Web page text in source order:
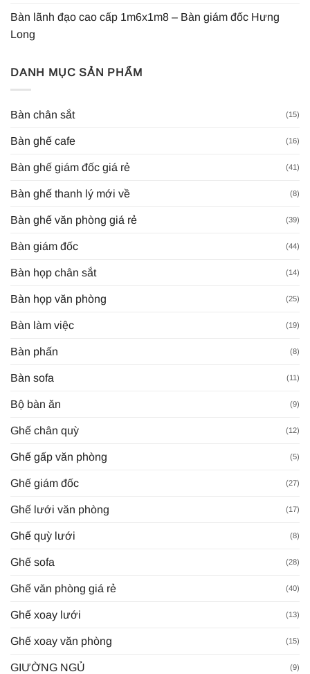
Bàn lãnh đạo cao cấp 1m6x1m8 – Bàn giám đốc Hưng
Long
DANH MỤC SẢN PHẨM
Bàn chân sắt (15)
Bàn ghế cafe (16)
Bàn ghế giám đốc giá rẻ (41)
Bàn ghế thanh lý mới về (8)
Bàn ghế văn phòng giá rẻ (39)
Bàn giám đốc (44)
Bàn họp chân sắt (14)
Bàn họp văn phòng (25)
Bàn làm việc (19)
Bàn phấn (8)
Bàn sofa (11)
Bộ bàn ăn (9)
Ghế chân quỳ (12)
Ghế gấp văn phòng (5)
Ghế giám đốc (27)
Ghế lưới văn phòng (17)
Ghế quỳ lưới (8)
Ghế sofa (28)
Ghế văn phòng giá rẻ (40)
Ghế xoay lưới (13)
Ghế xoay văn phòng (15)
GIƯỜNG NGỦ (9)